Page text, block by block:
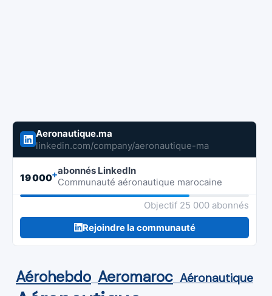
Aeronautique.ma
linkedin.com/company/aeronautique-ma
19 000+abonnés LinkedIn
Communauté aéronautique marocaine
Objectif 25 000 abonnés
Rejoindre la communauté
Aérohebdo Aeromaroc Aéronautique